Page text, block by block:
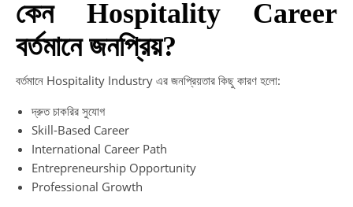
কেন Hospitality Career
বর্তমানে জনপ্রিয়?
বর্তমানে Hospitality Industry এর জনপ্রিয়তার কিছু কারণ হলো:
দ্রুত চাকরির সুযোগ
Skill-Based Career
International Career Path
Entrepreneurship Opportunity
Professional Growth